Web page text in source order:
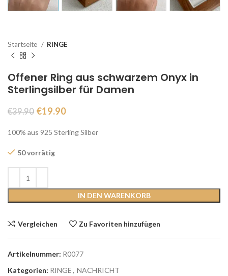
Startseite RINGE
Offener Ring aus schwarzem Onyx in
Sterlingsilber für Damen
€39.90 €19.90
100% aus 925 Sterling Silber
50 vorrätig
IN DEN WARENKORB
Vergleichen Zu Favoriten hinzufügen
Artikelnummer: R0077
Kategorien: RINGE, NACHRICHT